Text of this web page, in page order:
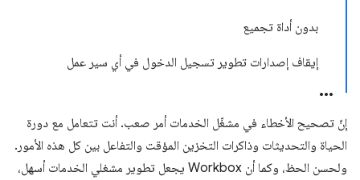
بدون أداة تجميع
إيقاف إصدارات تطوير تسجيل الدخول في أي سير عمل
إنّ تصحيح الأخطاء في مشغّل الخدمات أمر صعب. أنت تتعامل مع دورة
الحياة والتحديثات وذاكرات التخزين المؤقت والتفاعل بين كل هذه الأمور.
ولحسن الحظ، وكما أن Workbox يجعل تطوير مشغلي الخدمات أسهل،